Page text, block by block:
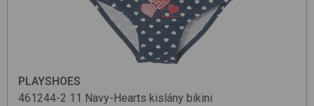
PLAYSHOES
461244-2 11 Navy-Hearts kislány bikini